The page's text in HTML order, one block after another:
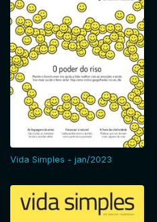
Vida Simples - jan/2023